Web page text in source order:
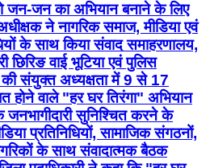
जन-जन का अभियान बनाने के लिए
ने नागरिक समाज, मीडिया एवं
के साथ किया संवाद समाहरणालय,
छिरिङ वाई भूटिया एवं पुलिस
की संयुक्त अध्यक्षता में 9 से 17
वाले "हर घर तिरंगा" अभियान
सुनिश्चित करने के
प्रतिनिधियों, सामाजिक संगठनों,
के साथ संवादात्मक बैठक